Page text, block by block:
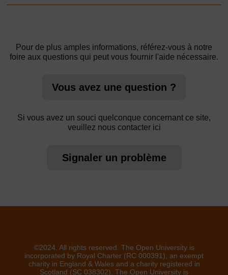
Pour de plus amples informations, référez-vous à notre
foire aux questions qui peut vous fournir l'aide nécessaire.
Vous avez une question ?
Si vous avez un souci quelconque concernant ce site,
veuillez nous contacter ici
Signaler un problème
©2024. All rights reserved. The Open University is
incorporated by Royal Charter (RC 000391), an exempt
charity in England & Wales and a charity registered in
Scotland (SC 038302). The Open University is